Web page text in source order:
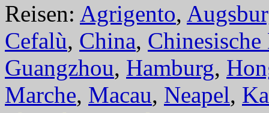
Reisen: Agrigento,
Cefalù, China, Chinesische
Guangzhou, Hamburg,
Marche, Macau, Neapel,